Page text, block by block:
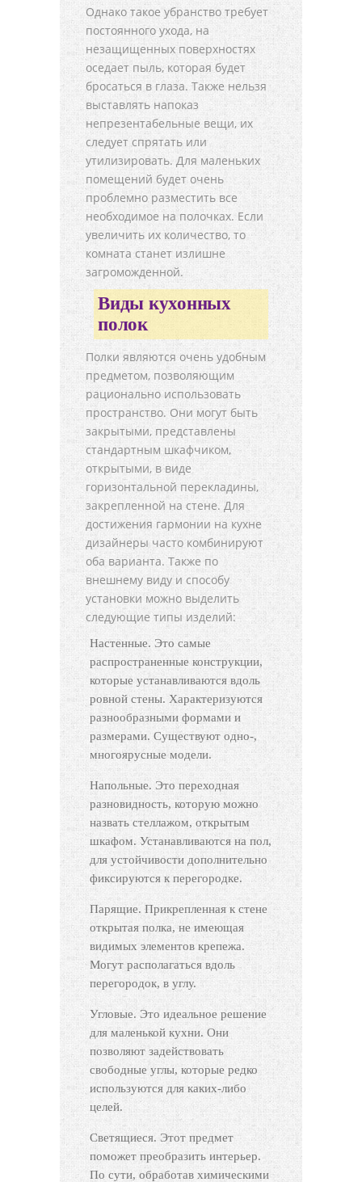
Однако такое убранство требует
постоянного ухода, на
незащищенных поверхностях
оседает пыль, которая будет
бросаться в глаза. Также нельзя
выставлять напоказ
непрезентабельные вещи, их
следует спрятать или
утилизировать. Для маленьких
помещений будет очень
проблемно разместить все
необходимое на полочках. Если
увеличить их количество, то
комната станет излишне
загроможденной.
Виды кухонных
полок
Полки являются очень удобным
предметом, позволяющим
рационально использовать
пространство. Они могут быть
закрытыми, представлены
стандартным шкафчиком,
открытыми, в виде
горизонтальной перекладины,
закрепленной на стене. Для
достижения гармонии на кухне
дизайнеры часто комбинируют
оба варианта. Также по
внешнему виду и способу
установки можно выделить
следующие типы изделий:
Настенные. Это самые
распространенные конструкции,
которые устанавливаются вдоль
ровной стены. Характеризуются
разнообразными формами и
размерами. Существуют одно-,
многоярусные модели.
Напольные. Это переходная
разновидность, которую можно
назвать стеллажом, открытым
шкафом. Устанавливаются на пол,
для устойчивости дополнительно
фиксируются к перегородке.
Парящие. Прикрепленная к стене
открытая полка, не имеющая
видимых элементов крепежа.
Могут располагаться вдоль
перегородок, в углу.
Угловые. Это идеальное решение
для маленькой кухни. Они
позволяют задействовать
свободные углы, которые редко
используются для каких-либо
целей.
Светящиеся. Этот предмет
поможет преобразить интерьер.
По сути, обработав химическими